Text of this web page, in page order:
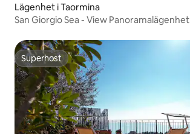
Lägenhet i Taormina
San Giorgio Sea - View Panoramalägenhet
Superhost
Superhost